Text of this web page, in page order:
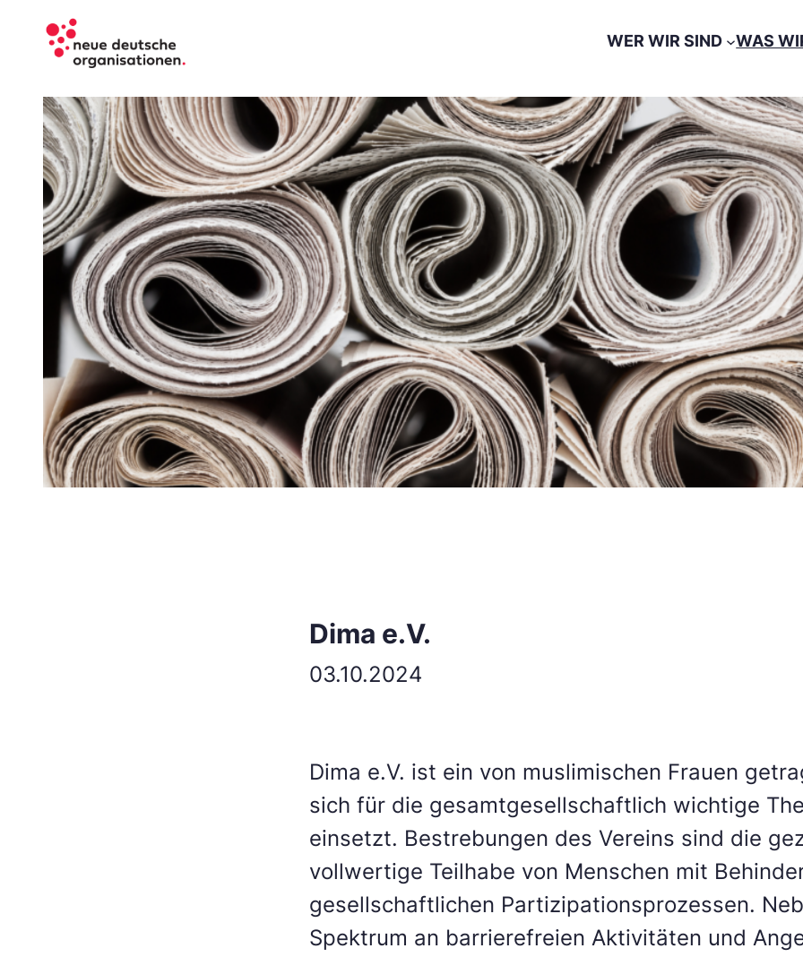
WER WIR SIND WAS
Dima e.V.
03.10.2024
Dima e.V. ist ein von muslimischen Frauen
sich für die gesamtgesellschaftlich wichtige
einsetzt. Bestrebungen des Vereins sind die
vollwertige Teilhabe von Menschen mit
gesellschaftlichen Partizipationsprozessen.
Spektrum an barrierefreien Aktivitäten und